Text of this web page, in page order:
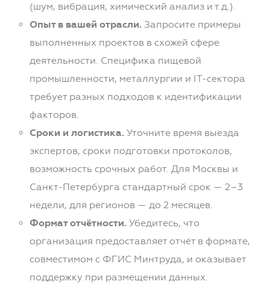
(шум, вибрация, химический анализ и т.д.).
Опыт в вашей отрасли.Запросите примеры
выполненных проектов в схожей сфере
деятельности. Специфика пищевой
промышленности, металлургии и IT-сектора
требует разных подходов к идентификации
факторов.
Сроки и логистика.Уточните время выезда
экспертов, сроки подготовки протоколов,
возможность срочных работ. Для Москвы и
Санкт-Петербурга стандартный срок — 2–3
недели, для регионов — до 2 месяцев.
Формат отчётности.Убедитесь, что
организация предоставляет отчёт в формате,
совместимом с ФГИС Минтруда, и оказывает
поддержку при размещении данных.